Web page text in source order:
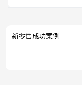
新零售成功案例